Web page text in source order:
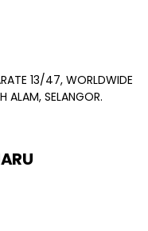
13/47, WORLDWIDE
ALAM, SELANGOR.